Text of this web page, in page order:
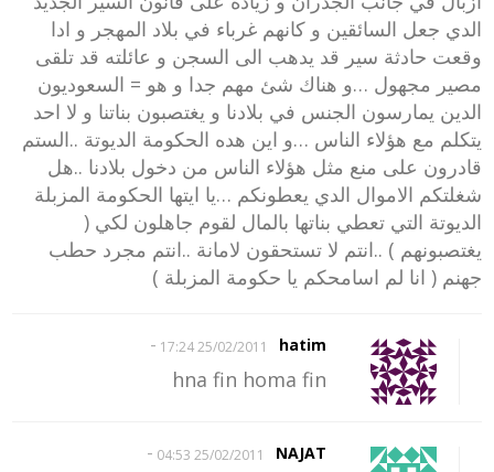
الدي جعل السائقين و كانهم غرباء في بلاد المهجر و ادا
وقعت حادثة سير قد يدهب الى السجن و عائلته قد تلقى
مصير مجهول …و هناك شئ مهم جدا و هو = السعوديون
الدين يمارسون الجنس في بلادنا و يغتصبون بناتنا و لا احد
يتكلم مع هؤلاء الناس …و اين هده الحكومة الديوتة ..الستم
قادرون على منع مثل هؤلاء الناس من دخول بلادنا ..هل
شغلتكم الاموال الدي يعطونكم …يا ايتها الحكومة المزبلة
الديوتة التي تعطي بناتها بالمال لقوم جاهلون لكي (
يغتصبونهم ) ..انتم لا تستحقون لامانة ..انتم مجرد حطب
جهنم ( انا لم اسامحكم يا حكومة المزبلة )
hatim
25/02/2011 17:24
-
hna fin homa fin
NAJAT
25/02/2011 04:53
-